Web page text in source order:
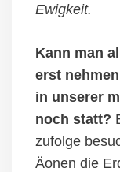
Ewigkeit.
Kann man
erst
in unserer
noch statt?
zufolge
Äonen die